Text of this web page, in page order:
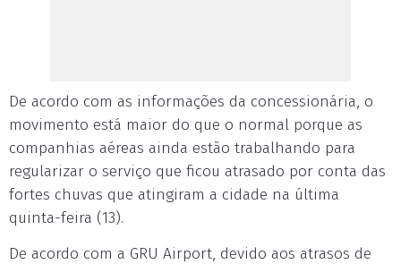
De acordo com as informações da concessionária, o
movimento está maior do que o normal porque as
companhias aéreas ainda estão trabalhando para
regularizar o serviço que ficou atrasado por conta das
fortes chuvas que atingiram a cidade na última
quinta-feira (13).
De acordo com a GRU Airport, devido aos atrasos de